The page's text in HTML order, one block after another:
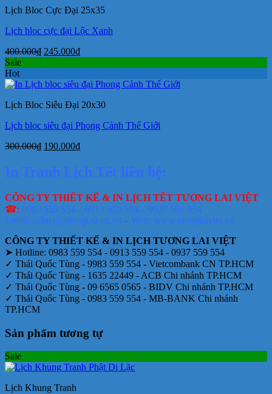
Lịch Bloc Cực Đại 25x35
Lịch bloc cực đại Lộc Xanh
400.000₫ Giá
400.000₫.
245.000₫Giá
là:
Sale
Hot
Lịch Bloc Siêu Đại 20x30
Lịch bloc siêu đại Phong Cảnh Thế Giới
300.000₫ Giá
300.000₫.
190.000₫Giá
tại
là:
In Tranh Lịch Tết liên hệ:
CÔNG TY THIẾT KẾ & IN LỊCH TẾT TƯƠNG LAI VIỆT
☎: 0983 559 554 – 0913 559 554 – 0937 559 554
Email: lichtet@tuonglaiviet.vn – Web: www.tuonglaiviet.vn
CÔNG TY THIẾT KẾ & IN LỊCH TƯƠNG LAI VIỆT
➤ Hotline: 0983 559 554 - 0913 559 554 - 0937 559 554
✓ Thái Quốc Tùng - 9983 559 554 - Vietcombank CN TP.HCM
✓ Thái Quốc Tùng - 1635 22449 - ACB Chi nhánh TP.HCM
✓ Thái Quốc Tùng - 09 6565 0565 - BIDV Chi nhánh TP.HCM
✓ Thái Quốc Tùng - 0983 559 554 - MB-BANK Chi nhánh
TP.HCM
Sản phẩm tương tự
Sale
Lịch Khung Tranh